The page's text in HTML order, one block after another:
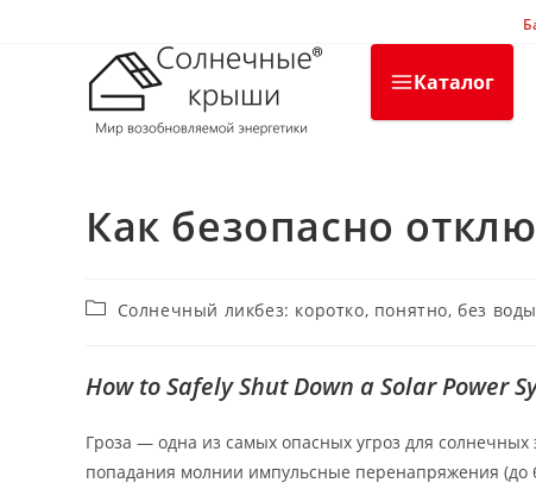
содержимому
Каталог
Как безопасно
РубрикаСолнечный ликбез: коротко, понятно, без воды
How to Safely Shut Down a Solar Power
Гроза — одна из самых опасных угроз для
попадания молнии импульсные перенапряжения (до